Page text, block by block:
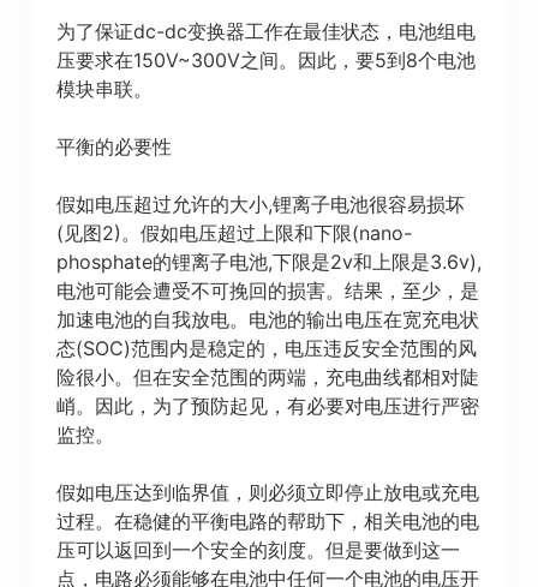
为了保证dc-dc变换器工作在最佳状态，电池组电
压要求在150V~300V之间。因此，要5到8个电池
模块串联。
平衡的必要性
假如电压超过允许的大小,锂离子电池很容易损坏
(见图2)。假如电压超过上限和下限(nano-
phosphate的锂离子电池,下限是2v和上限是3.6v),
电池可能会遭受不可挽回的损害。结果，至少，是
加速电池的自我放电。电池的输出电压在宽充电状
态(SOC)范围内是稳定的，电压违反安全范围的风
险很小。但在安全范围的两端，充电曲线都相对陡
峭。因此，为了预防起见，有必要对电压进行严密
监控。
假如电压达到临界值，则必须立即停止放电或充电
过程。在稳健的平衡电路的帮助下，相关电池的电
压可以返回到一个安全的刻度。但是要做到这一
点，电路必须能够在电池中任何一个电池的电压开